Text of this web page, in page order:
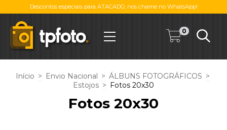
Descontos especiais para ATACADO, nos chame no WhatsApp!
0
Início > Envio Nacional > ÁLBUNS FOTOGRÁFICOS >
Estojos > Fotos 20x30
Fotos 20x30